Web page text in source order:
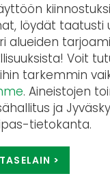
löydät taatusti
alueiden
Voit
tarkemmin
. Aineistojen
ja
tietokanta.
>